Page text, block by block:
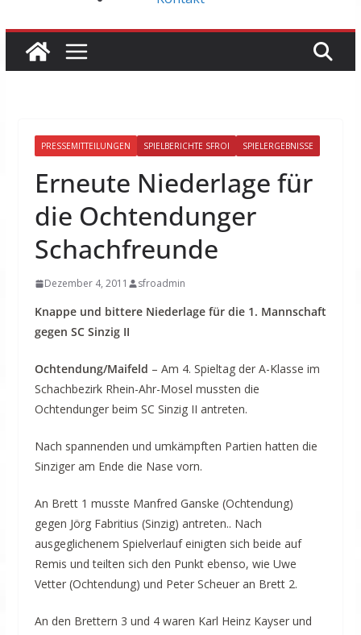
PRESSEMITTEILUNGEN SPIELBERICHTE SFROI SPIELERGEBNISSE
Erneute Niederlage für
die Ochtendunger
Schachfreunde
Dezember 4, 2011 sfroadmin
Knappe und bittere Niederlage für die 1. Mannschaft
gegen SC Sinzig II
Ochtendung/Maifeld – Am 4. Spieltag der A-Klasse im
Schachbezirk Rhein-Ahr-Mosel mussten die
Ochtendunger beim SC Sinzig II antreten.
Nach spannenden und umkämpften Partien hatten die
Sinziger am Ende die Nase vorn.
An Brett 1 musste Manfred Ganske (Ochtendung)
gegen Jörg Fabritius (Sinzig) antreten.. Nach
ausgeglichenem Spielverlauf einigten sich beide auf
Remis und teilten sich den Punkt ebenso, wie Uwe
Vetter (Ochtendung) und Peter Scheuer an Brett 2.
An den Brettern 3 und 4 waren Karl Heinz Kayser und